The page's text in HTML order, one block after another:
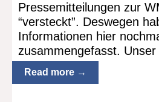
Pressemitteilungen zur
“versteckt”. Deswegen
Informationen hier
zusammengefasst.
Read more →